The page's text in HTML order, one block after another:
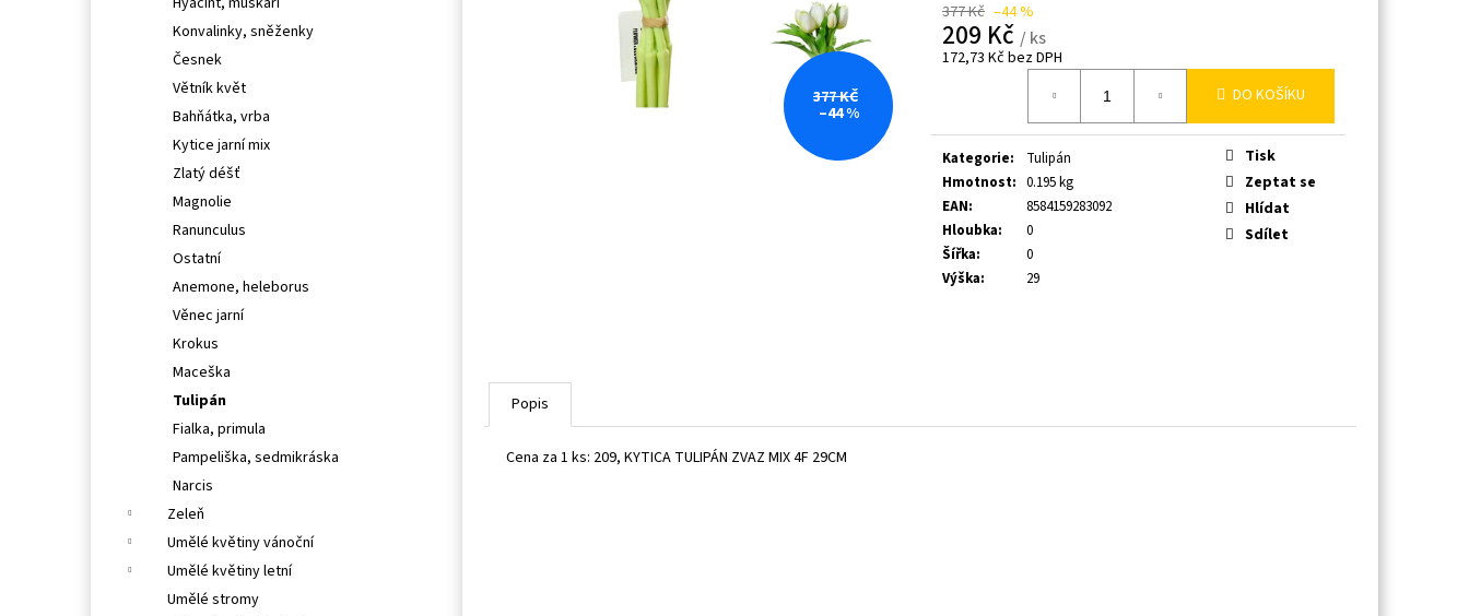
Konvalinky, sněženky
Česnek
Větník květ
Bahňátka, vrba
Kytice jarní mix
Zlatý déšť
Magnolie
Ranunculus
Ostatní
Anemone, heleborus
Věnec jarní
Krokus
Maceška
Tulipán
Fialka, primula
Pampeliška, sedmikráska
Narcis
Zeleň
Umělé květiny vánoční
Umělé květiny letní
Umělé stromy
377 Kč –44 %
209 Kč / ks
172,73 Kč bez DPH
DO KOŠÍKU
Kategorie:
Tulipán
Hmotnost: 0.195 kg
EAN:
8584159283092
Hloubka:
0
Šířka:
0
Výška: 29
Tisk
Zeptat se
Hlídat
Sdílet
377 KČ
–44 %
Popis
Cena za 1 ks: 209, KYTICA TULIPÁN ZVAZ MIX 4F 29CM